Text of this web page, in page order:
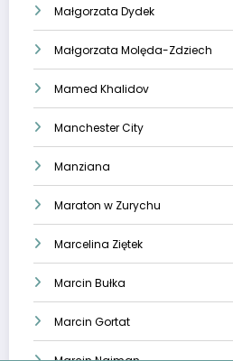
Małgorzata Dydek
Małgorzata Molęda-Zdziech
Mamed Khalidov
Manchester City
Manziana
Maraton w Zurychu
Marcelina Ziętek
Marcin Bułka
Marcin Gortat